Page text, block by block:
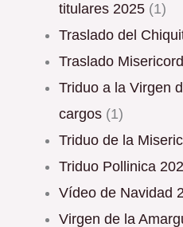
titulares 2025 (1)
Traslado del
Traslado
triduo a la Virgen del Gran Poder y jura de
cargos (1)
Triduo de la
Triduo Pollinica
Vídeo de Navidad
Virgen de la